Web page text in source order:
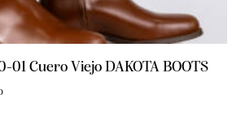
01 Cuero Viejo DAKOTA BOOTS